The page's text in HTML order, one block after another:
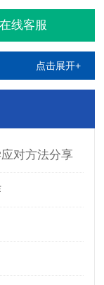
在线客服
点击展开+
对方法分享